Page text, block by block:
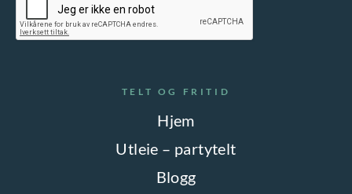
TELT OG FRITID
Hjem
Utleie – partytelt
Blogg